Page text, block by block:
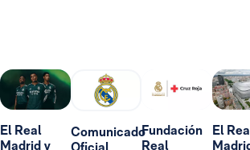
El Real
Madrid y
Comunicado
Oficial
Fundación
Real
El